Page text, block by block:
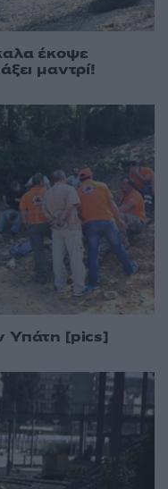
έκοψε
μαντρί!
Υπάτη [pics]